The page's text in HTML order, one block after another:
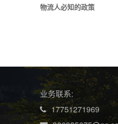
物流人必知的政策
业务联系:
17751271969